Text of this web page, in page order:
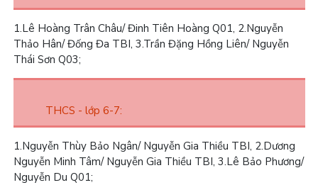
1.Lê Hoàng Trân Châu/ Đinh Tiên Hoàng Q01, 2.Nguyễn
Thảo Hân/ Đống Đa TBI, 3.Trần Đặng Hồng Liên/ Nguyễn
Thái Sơn Q03;
THCS - lớp 6-7:
1.Nguyễn Thùy Bảo Ngân/ Nguyễn Gia Thiều TBI, 2.Dương
Nguyễn Minh Tâm/ Nguyễn Gia Thiều TBI, 3.Lê Bảo Phương/
Nguyễn Du Q01;